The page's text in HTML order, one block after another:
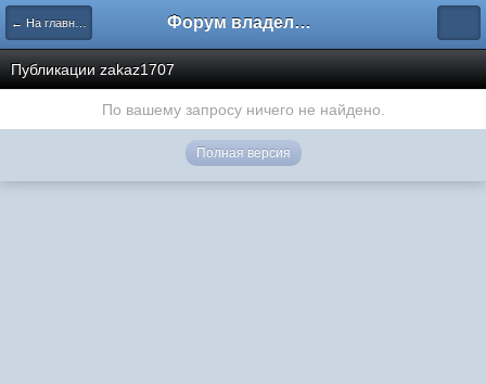
← На главную Форум владельцев интернет-магазинов
Публикации zakaz1707
По вашему запросу ничего не найдено.
Полная версия